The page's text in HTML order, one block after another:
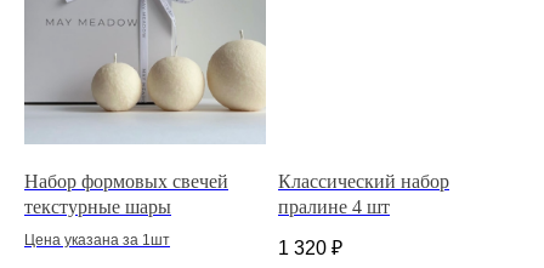
Набор формовых свечей
текстурные шары
Цена указана за 1шт
Классический набор
пралине 4 шт
1 320 ₽